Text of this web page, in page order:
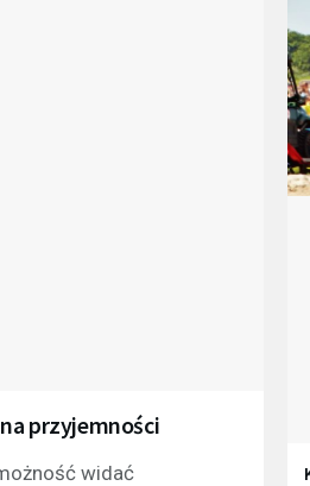
przyjemności
widać